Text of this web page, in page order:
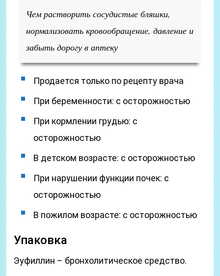
Чем растворить сосудистые бляшки,
нормализовать кровообращение, давление и
забыть дорогу в аптеку
Продается только по рецепту врача
При беременности: с осторожностью
При кормлении грудью: с
осторожностью
В детском возрасте: с осторожностью
При нарушении функции почек: с
осторожностью
В пожилом возрасте: с осторожностью
Упаковка
Эуфиллин – бронхолитическое средство.